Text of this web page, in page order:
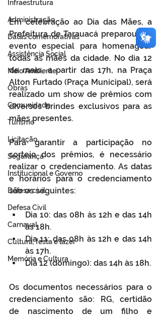
Infraestrutura
Administração
Datas comemorativas
Assistência Social
Meio Ambiente
Obras
Comunidade
Turismo
Licitação
Segurança
Institucional e Governo
Defesa cívil
Defesa Civil
Carnaval
Cultura, festa e lazer
Memória e Cultura
Em celebração ao Dia das Mães, a
Prefeitura de Tarauacá preparou um
evento especial para homenagear
todas as mães da cidade. No dia 12
de maio, a partir das 17h, na Praça
Alton Furtado (Praça Municipal), será
realizado um show de prêmios com
diversos brindes exclusivos para as
mães presentes.
Para garantir a participação no
sorteio dos prêmios, é necessário
realizar o credenciamento. As datas
e horários para o credenciamento
são os seguintes:
Dia 10: das 08h às 12h e das 14h
às 18h.
Dia 11: das 08h às 12h e das 14h
às 17h.
Dia 12 (domingo): das 14h às 18h.
Os documentos necessários para o
credenciamento são: RG, certidão
de nascimento de um filho e